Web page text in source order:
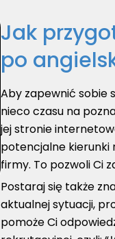
Jak
po
Aby zapewnić sobie
nieco czasu na
jej stronie
potencjalne kierunki
firmy. To pozwoli Ci
Postaraj się także
aktualnej sytuacji,
pomoże Ci